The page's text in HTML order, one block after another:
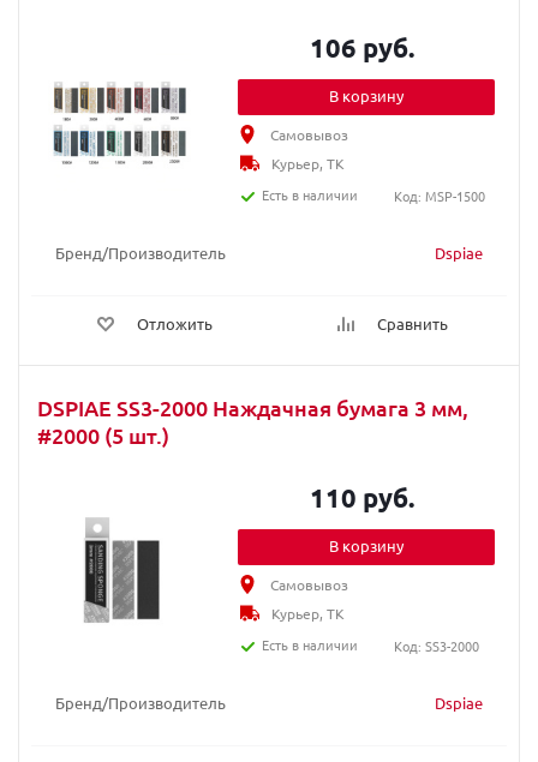
Бренд/Производитель Dspiae
Отложить Сравнить
106 руб.
В корзину
Самовывоз
Курьер, ТК
Есть в наличии
Код: MSP-1500
DSPIAE SS3-2000 Наждачная бумага 3 мм,
#2000 (5 шт.)
Бренд/Производитель Dspiae
110 руб.
В корзину
Самовывоз
Курьер, ТК
Есть в наличии
Код: SS3-2000